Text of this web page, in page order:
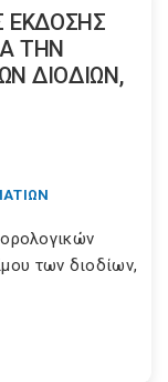
ΕΚΔΟΣΗΣ
ΤΗΝ
ΔΙΟΔΙΩΝ,
των διοδίων,